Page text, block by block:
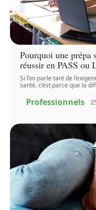
Pourquoi une prépa
réussir en PASS ou
Si l’on parle tant de
santé, c’est parce que la
Professionnels